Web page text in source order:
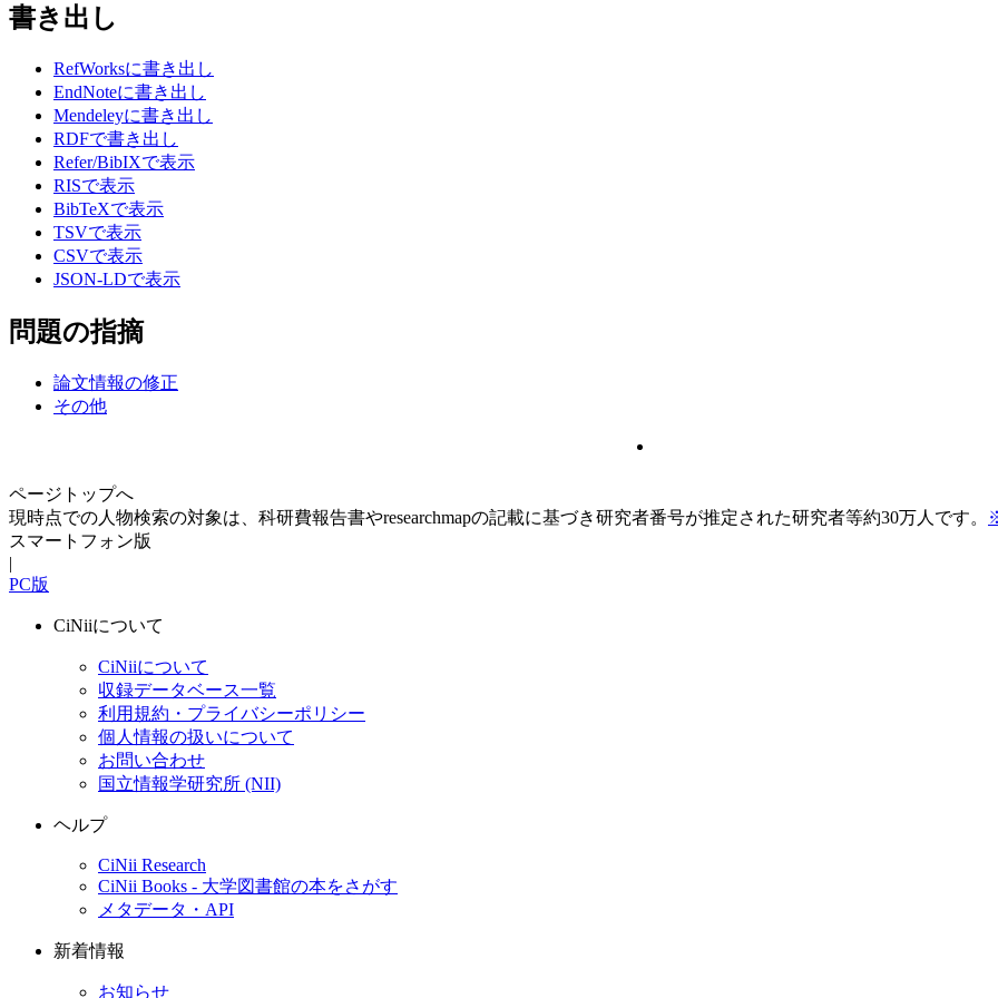
書き出し
RefWorksに書き出し
EndNoteに書き出し
Mendeleyに書き出し
RDFで書き出し
Refer/BibIXで表示
RISで表示
BibTeXで表示
TSVで表示
CSVで表示
JSON-LDで表示
問題の指摘
論文情報の修正
その他
ページトップへ
現時点での人物検索の対象は、科研費報告書やresearchmapの記載に基づき研究者番号が推定された研究者等約30万人です。
スマートフォン版
|
PC版
CiNiiについて
CiNiiについて
収録データベース一覧
利用規約・プライバシーポリシー
個人情報の扱いについて
お問い合わせ
国立情報学研究所 (NII)
ヘルプ
CiNii Research
CiNii Books - 大学図書館の本をさがす
メタデータ・API
新着情報
お知らせ